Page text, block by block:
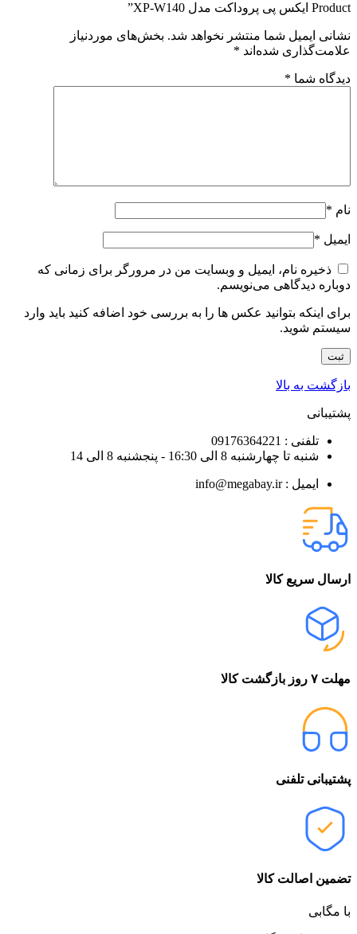
Product ایکس پی پروداکت مدل XP-W140”
نشانی ایمیل شما منتشر نخواهد شد. بخش‌های موردنیاز
علامت‌گذاری شده‌اند *
دیدگاه شما *
نام *
ایمیل *
ذخیره نام، ایمیل و وبسایت من در مرورگر برای زمانی که
دوباره دیدگاهی می‌نویسم.
برای اینکه بتوانید عکس ها را به بررسی خود اضافه کنید باید وارد
سیستم شوید.
بازگشت به بالا
پشتیبانی
تلفنی : 09176364221
شنبه تا چهارشنبه 8 الی 16:30 - پنجشنبه 8 الی 14
ایمیل : info@megabay.ir
ارسال سریع کالا
مهلت ۷ روز بازگشت کالا
پشتیبانی تلفنی
تضمین اصالت کالا
با مگابی